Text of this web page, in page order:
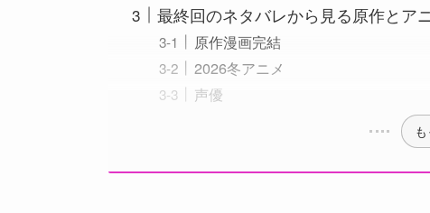
最終回のネタバレから見る原作とア
原作漫画完結
2026冬アニメ
声優